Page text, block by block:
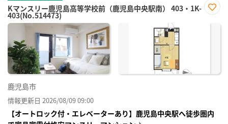
Kマンスリー鹿児島高等学校前（鹿児島中央駅南） 403・1K-
403(No.514473)
に入
鹿児島市
情報更新日 2026/08/09 09:00
【オートロック付・エレベーターあり】鹿児島中央駅へ徒歩圏内